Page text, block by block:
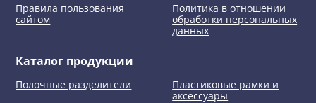
Правила пользования
сайтом
Политика в отношении
обработки персональных
данных
Каталог продукции
Полочные разделители
Пластиковые рамки и
аксессуары